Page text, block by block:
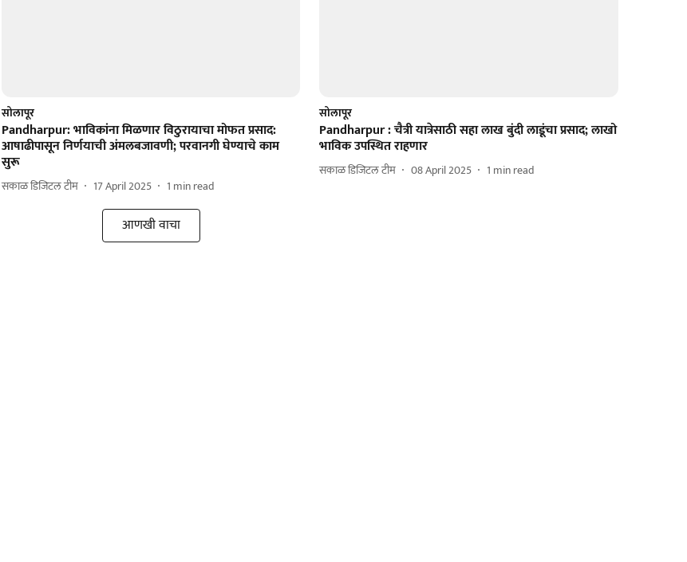
सोलापूर
Pandharpur: भाविकांना मिळणार विठुरायाचा मोफत प्रसाद:
आषाढीपासून निर्णयाची अंमलबजावणी; परवानगी घेण्याचे काम
सुरू
सकाळ डिजिटल टीम 17 April 2025 1 min read
सोलापूर
Pandharpur : चैत्री यात्रेसाठी सहा लाख बुंदी लाडूंचा प्रसाद; लाखो
भाविक उपस्थित राहणार
सकाळ डिजिटल टीम 08 April 2025 1 min read
आणखी वाचा